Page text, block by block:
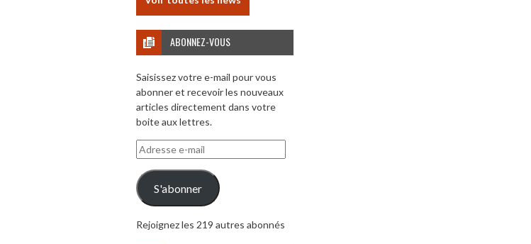
ABONNEZ-VOUS
Saisissez votre e-mail pour vous
abonner et recevoir les nouveaux
articles directement dans votre
boite aux lettres.
Adresse
e-
mail
S'abonner
Rejoignez les 219 autres abonnés